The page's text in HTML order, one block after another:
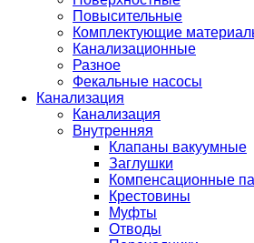
Повысительные
Комплектующие
Канализационные
Разное
Фекальные насосы
Канализация
Канализация
Внутренняя
Клапаны вакуумные
Заглушки
Компенсационные
Крестовины
Муфты
Отводы